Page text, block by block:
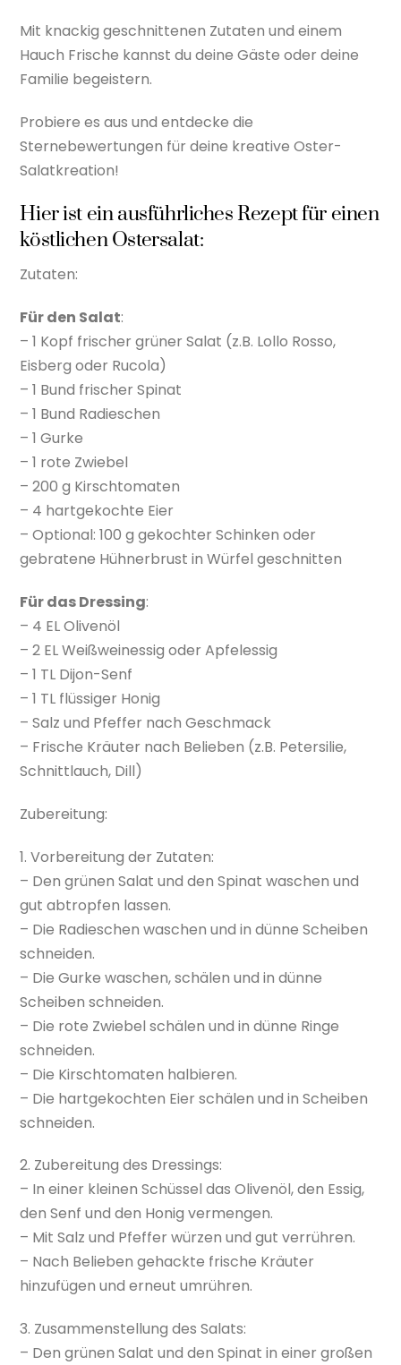
Mit knackig geschnittenen Zutaten und einem
Hauch Frische kannst du deine Gäste oder deine
Familie begeistern.
Probiere es aus und entdecke die
Sternebewertungen für deine kreative Oster-
Salatkreation!
Hier ist ein ausführliches Rezept für einen
köstlichen Ostersalat:
Zutaten:
Für den Salat:
– 1 Kopf frischer grüner Salat (z.B. Lollo Rosso,
Eisberg oder Rucola)
– 1 Bund frischer Spinat
– 1 Bund Radieschen
– 1 Gurke
– 1 rote Zwiebel
– 200 g Kirschtomaten
– 4 hartgekochte Eier
– Optional: 100 g gekochter Schinken oder
gebratene Hühnerbrust in Würfel geschnitten
Für das Dressing:
– 4 EL Olivenöl
– 2 EL Weißweinessig oder Apfelessig
– 1 TL Dijon-Senf
– 1 TL flüssiger Honig
– Salz und Pfeffer nach Geschmack
– Frische Kräuter nach Belieben (z.B. Petersilie,
Schnittlauch, Dill)
Zubereitung:
1. Vorbereitung der Zutaten:
– Den grünen Salat und den Spinat waschen und
gut abtropfen lassen.
– Die Radieschen waschen und in dünne Scheiben
schneiden.
– Die Gurke waschen, schälen und in dünne
Scheiben schneiden.
– Die rote Zwiebel schälen und in dünne Ringe
schneiden.
– Die Kirschtomaten halbieren.
– Die hartgekochten Eier schälen und in Scheiben
schneiden.
2. Zubereitung des Dressings:
– In einer kleinen Schüssel das Olivenöl, den Essig,
den Senf und den Honig vermengen.
– Mit Salz und Pfeffer würzen und gut verrühren.
– Nach Belieben gehackte frische Kräuter
hinzufügen und erneut umrühren.
3. Zusammenstellung des Salats:
– Den grünen Salat und den Spinat in einer großen